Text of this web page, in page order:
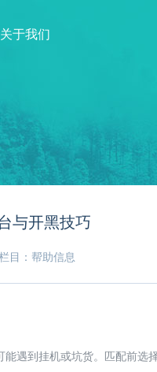
关于我们
与开黑技巧
目：帮助信息
遇到挂机或坑货。匹配前选